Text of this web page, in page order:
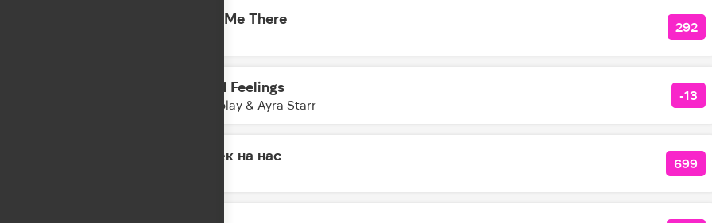
Take Me There 292
Good Feelings
Coldplay & Ayra Starr
-13
Намёк на нас 699